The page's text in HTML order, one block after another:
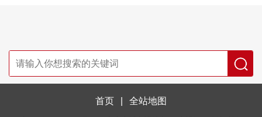
首页 全站地图